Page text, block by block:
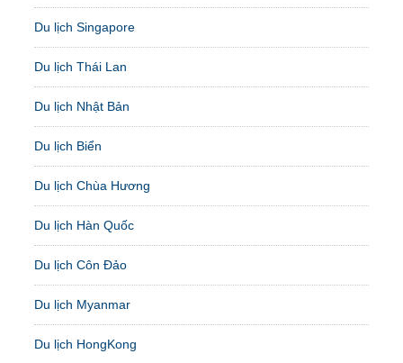
Du lịch Singapore
Du lịch Thái Lan
Du lịch Nhật Bản
Du lịch Biển
Du lịch Chùa Hương
Du lịch Hàn Quốc
Du lịch Côn Đảo
Du lịch Myanmar
Du lịch HongKong